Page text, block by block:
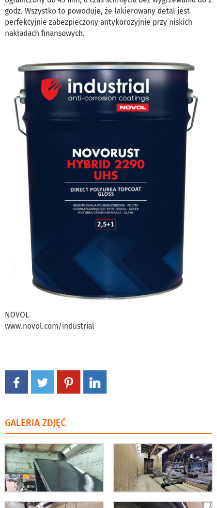
godz. Wszystko to powoduje, że lakierowany detal jest
perfekcyjnie zabezpieczony antykorozyjnie przy niskich
nakładach finansowych.
NOVOL
www.novol.com/industrial
GALERIA ZDJĘĆ